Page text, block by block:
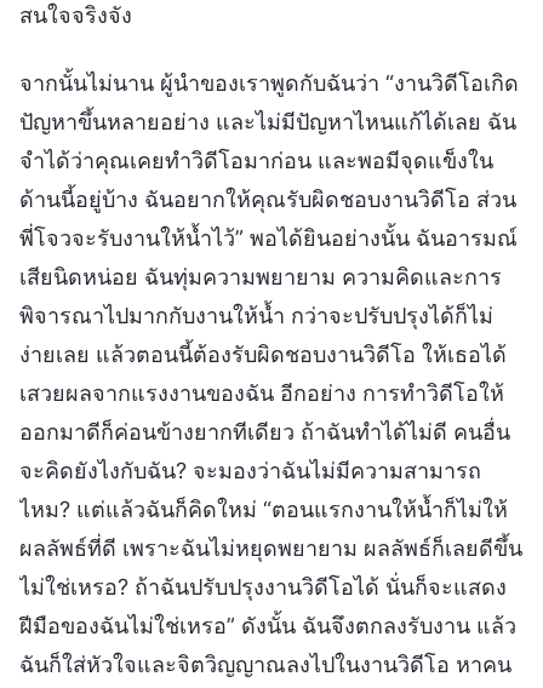
สนใจจริงจัง
จากนั้นไม่นาน ผู้นำของเราพูดกับฉันว่า “งานวิดีโอเกิด
ปัญหาขึ้นหลายอย่าง และไม่มีปัญหาไหนแก้ได้เลย ฉัน
จำได้ว่าคุณเคยทำวิดีโอมาก่อน และพอมีจุดแข็งใน
ด้านนี้อยู่บ้าง ฉันอยากให้คุณรับผิดชอบงานวิดีโอ ส่วน
พี่โจวจะรับงานให้น้ำไว้” พอได้ยินอย่างนั้น ฉันอารมณ์
เสียนิดหน่อย ฉันทุ่มความพยายาม ความคิดและการ
พิจารณาไปมากกับงานให้น้ำ กว่าจะปรับปรุงได้ก็ไม่
ง่ายเลย แล้วตอนนี้ต้องรับผิดชอบงานวิดีโอ ให้เธอได้
เสวยผลจากแรงงานของฉัน อีกอย่าง การทำวิดีโอให้
ออกมาดีก็ค่อนข้างยากทีเดียว ถ้าฉันทำได้ไม่ดี คนอื่น
จะคิดยังไงกับฉัน? จะมองว่าฉันไม่มีความสามารถ
ไหม? แต่แล้วฉันก็คิดใหม่ “ตอนแรกงานให้น้ำก็ไม่ให้
ผลลัพธ์ที่ดี เพราะฉันไม่หยุดพยายาม ผลลัพธ์ก็เลยดีขึ้น
ไม่ใช่เหรอ? ถ้าฉันปรับปรุงงานวิดีโอได้ นั่นก็จะแสดง
ฝีมือของฉันไม่ใช่เหรอ” ดังนั้น ฉันจึงตกลงรับงาน แล้ว
ฉันก็ใส่หัวใจและจิตวิญญาณลงไปในงานวิดีโอ หาคน